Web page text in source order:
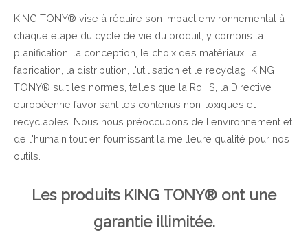
KING TONY® vise à réduire son impact environnemental à
chaque étape du cycle de vie du produit, y compris la
planification, la conception, le choix des matériaux, la
fabrication, la distribution, l'utilisation et le recyclag. KING
TONY® suit les normes, telles que la RoHS, la Directive
européenne favorisant les contenus non-toxiques et
recyclables. Nous nous préoccupons de l'environnement et
de l'humain tout en fournissant la meilleure qualité pour nos
outils.
Les produits KING TONY® ont une
garantie illimitée.